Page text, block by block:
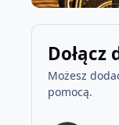
Dołącz
Możesz
pomocą.